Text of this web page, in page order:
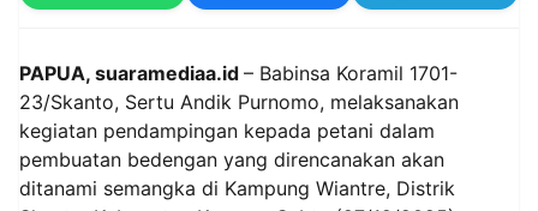
PAPUA, suaramediaa.id – Babinsa Koramil 1701-
23/Skanto, Sertu Andik Purnomo, melaksanakan
kegiatan pendampingan kepada petani dalam
pembuatan bedengan yang direncanakan akan
ditanami semangka di Kampung Wiantre, Distrik